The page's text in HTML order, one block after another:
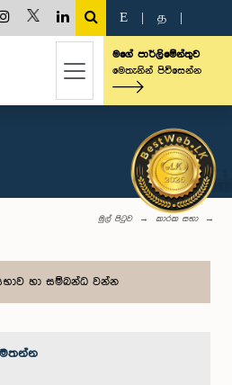
E த
මගේ පාර්ලිමේන්තුව
මෙතැනින් පිවිසෙන්න
මුල් පිටුව කාරක සභා
හා සම්බන්ධ වන්න